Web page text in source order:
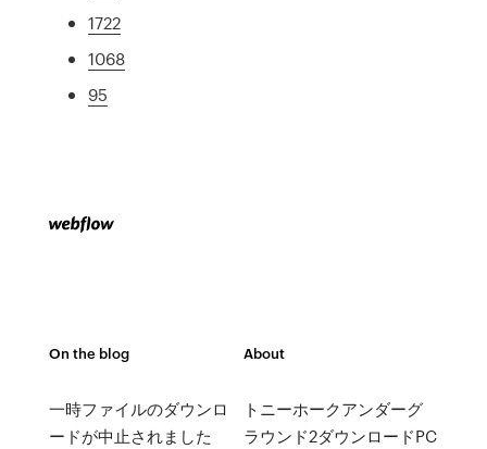
1722
1068
95
On the blog
一時ファイルのダウンロ
ードが中止されました
About
トニーホークアンダーグ
ラウンド2ダウンロードPC